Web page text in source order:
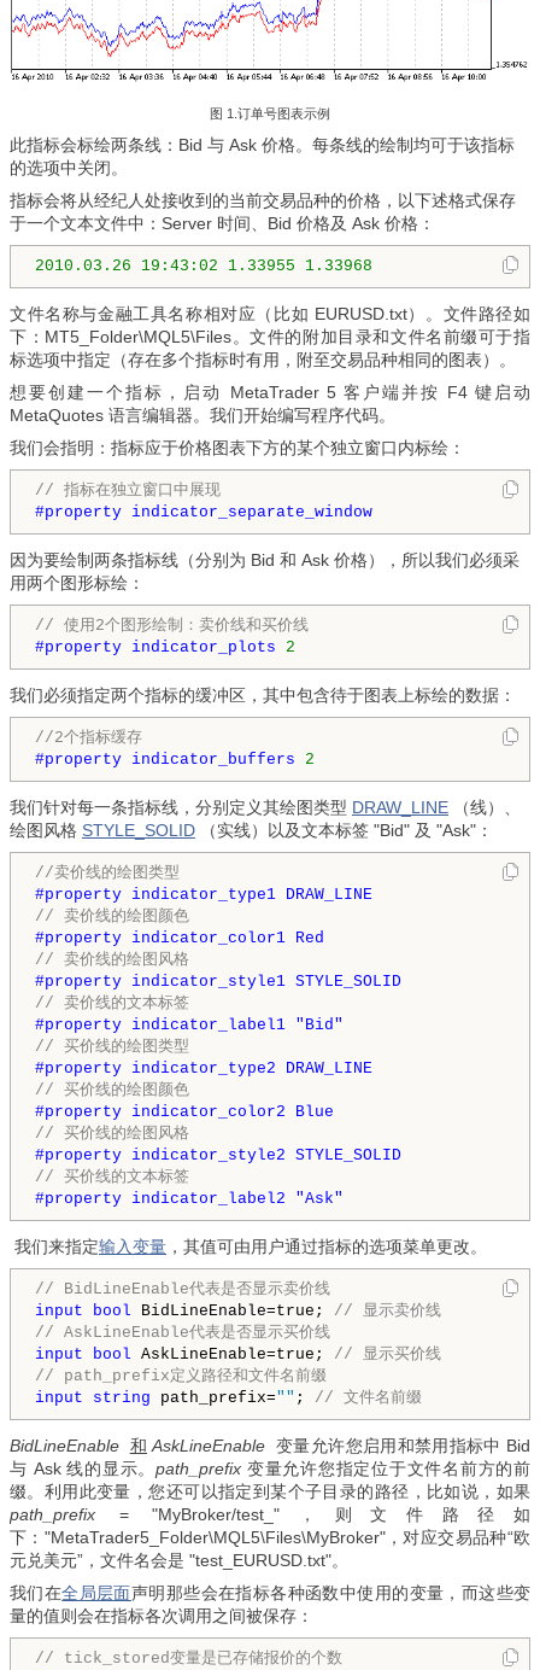
图 1. 订单号图表示例
此指标会标绘两条线：Bid 与 Ask 价格。每条线的绘制均可于该指标
的选项中关闭。
指标会将从经纪人处接收到的当前交易品种的价格，以下述格式保存
于一个文本文件中：Server 时间、Bid 价格及 Ask 价格：
2010.03.26 19:43:02 1.33955 1.33968
文件名称与金融工具名称相对应（比如 EURUSD.txt）。文件路径如
下：MT5_Folder\MQL5\Files。文件的附加目录和文件名前缀可于指
标选项中指定（存在多个指标时有用，附至交易品种相同的图表）。
想要创建一个指标，启动 MetaTrader 5 客户端并按 F4 键启动
MetaQuotes 语言编辑器。我们开始编写程序代码。
我们会指明：指标应于价格图表下方的某个独立窗口内标绘：
// 指标在独立窗口中展现
#property indicator_separate_window
因为要绘制两条指标线（分别为 Bid 和 Ask 价格），所以我们必须采
用两个图形标绘：
// 使用2个图形绘制：卖价线和买价线
#property indicator_plots 2
我们必须指定两个指标的缓冲区，其中包含待于图表上标绘的数据：
//2个指标缓存
#property indicator_buffers 2
我们针对每一条指标线，分别定义其绘图类型 DRAW_LINE （线）、
绘图风格 STYLE_SOLID （实线）以及文本标签 "Bid" 及 "Ask"：
//卖价线的绘图类型
#property indicator_type1 DRAW_LINE
// 卖价线的绘图颜色
#property indicator_color1 Red
// 卖价线的绘图风格
#property indicator_style1 STYLE_SOLID
// 卖价线的文本标签
#property indicator_label1 "Bid"
// 买价线的绘图类型
#property indicator_type2 DRAW_LINE
// 买价线的绘图颜色
#property indicator_color2 Blue
// 买价线的绘图风格
#property indicator_style2 STYLE_SOLID
// 买价线的文本标签
#property indicator_label2 "Ask"
我们来指定输入变量 ，其值可由用户通过指标的选项菜单更改。
// BidLineEnable代表是否显示卖价线
input
bool BidLineEnable=true; // 显示卖价线
// AskLineEnable代表是否显示买价线
input
bool AskLineEnable=true; // 显示买价线
// path_prefix定义路径和文件名前缀
input
string path_prefix="" ; // 文件名前缀
BidLineEnable 和 AskLineEnable 变量允许您启用和禁用指标中 Bid
与 Ask 线的显示。 path_prefix 变量允许您指定位于文件名前方的前
缀。利用此变量，您还可以指定到某个子目录的路径，比如说，如果
path_prefix = "MyBroker/test_"，则文件路径如
下："MetaTrader5_Folder\MQL5\Files\MyBroker"，对应交易品种“欧
元兑美元”，文件名会是 "test_EURUSD.txt"。
我们在全局层面声明那些会在指标各种函数中使用的变量，而这些变
量的值则会在指标各次调用之间被保存：
// tick_stored变量是已存储报价的个数